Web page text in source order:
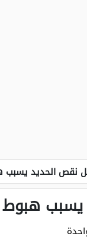
نقص الحديد يسبب
هبوط